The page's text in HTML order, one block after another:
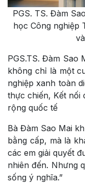
PGS. TS. Đàm
học Công nghiệp
PGS.TS. Đàm Sao
không chỉ là một
nghiệp xanh toàn
thực chiến, Kết nối
rộng quốc tế
Bà Đàm Sao Mai
bằng cấp, mà là
các em giải quyết
nhiên đến. Nhưng
sống ý nghĩa.”